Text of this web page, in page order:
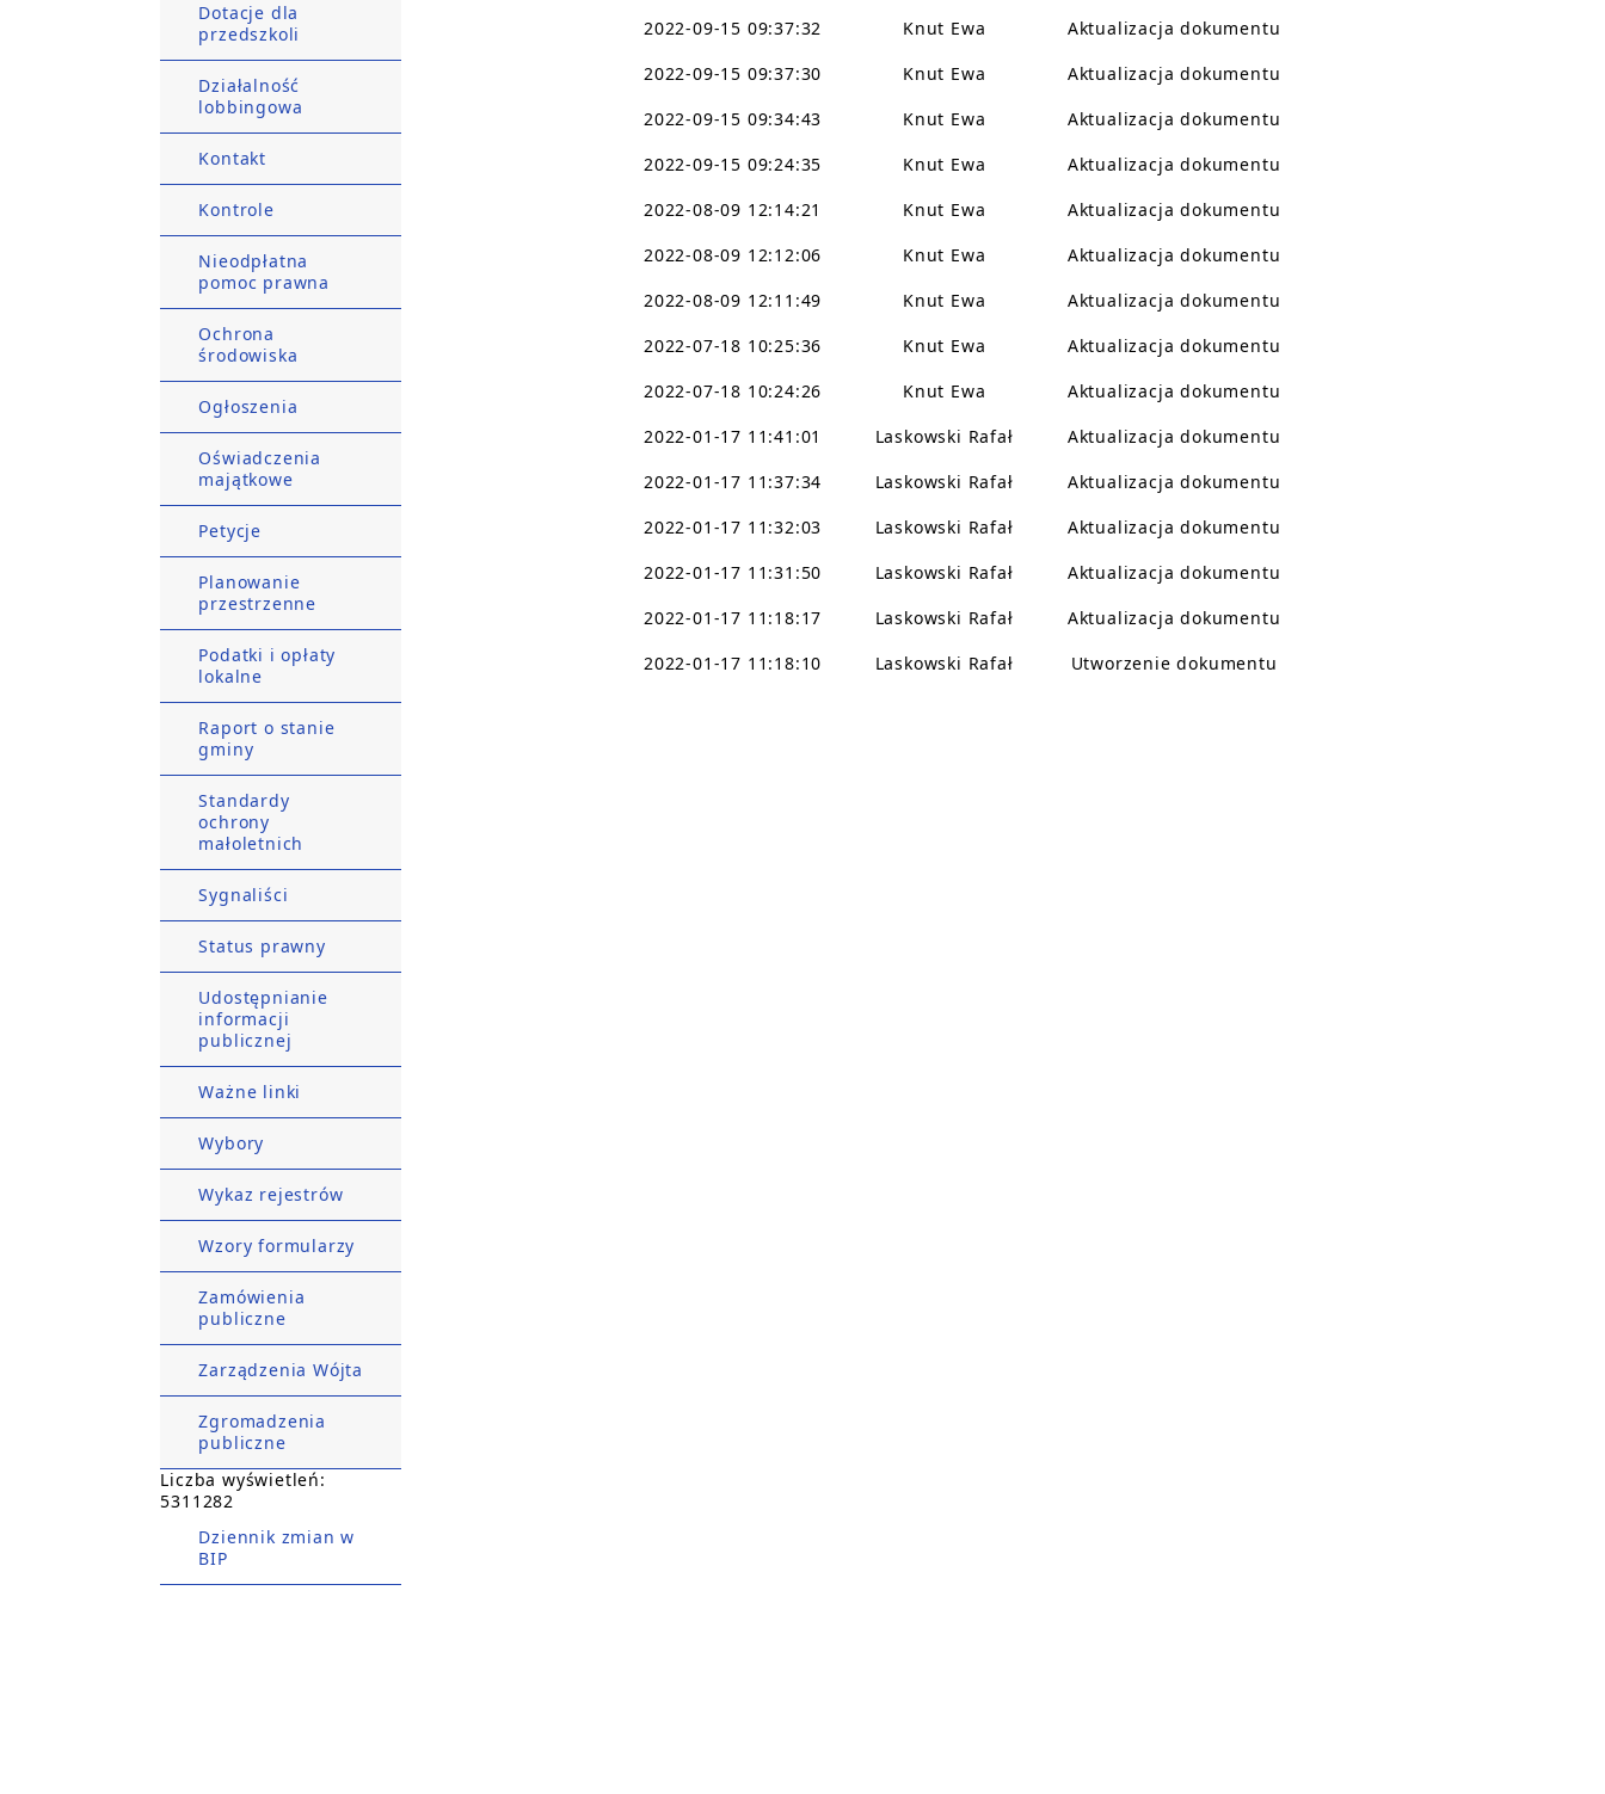
Dotacje dla
przedszkoli
Działalność
lobbingowa
Kontakt
Kontrole
Nieodpłatna
pomoc prawna
Ochrona
środowiska
Ogłoszenia
Oświadczenia
majątkowe
Petycje
Planowanie
przestrzenne
Podatki i opłaty
lokalne
Raport o stanie
gminy
Standardy
ochrony
małoletnich
Sygnaliści
Status prawny
Udostępnianie
informacji
publicznej
Ważne linki
Wybory
Wykaz rejestrów
Wzory formularzy
Zamówienia
publiczne
Zarządzenia Wójta
Zgromadzenia
publiczne
Liczba wyświetleń:
5311282
Dziennik zmian w
BIP
2022-09-15 09:37:32
Knut Ewa
Aktualizacja dokumentu
2022-09-15 09:37:30
Knut Ewa
Aktualizacja dokumentu
2022-09-15 09:34:43
Knut Ewa
Aktualizacja dokumentu
2022-09-15 09:24:35
Knut Ewa
Aktualizacja dokumentu
2022-08-09 12:14:21
Knut Ewa
Aktualizacja dokumentu
2022-08-09 12:12:06
Knut Ewa
Aktualizacja dokumentu
2022-08-09 12:11:49
Knut Ewa
Aktualizacja dokumentu
2022-07-18 10:25:36
Knut Ewa
Aktualizacja dokumentu
2022-07-18 10:24:26
Knut Ewa
Aktualizacja dokumentu
2022-01-17 11:41:01
Laskowski Rafał
Aktualizacja dokumentu
2022-01-17 11:37:34
Laskowski Rafał
Aktualizacja dokumentu
2022-01-17 11:32:03
Laskowski Rafał
Aktualizacja dokumentu
2022-01-17 11:31:50
Laskowski Rafał
Aktualizacja dokumentu
2022-01-17 11:18:17
Laskowski Rafał
Aktualizacja dokumentu
2022-01-17 11:18:10
Laskowski Rafał Utworzenie dokumentu